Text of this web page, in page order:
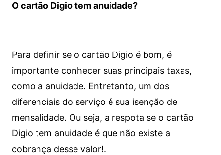
O cartão Digio tem anuidade?
Para definir se o cartão Digio é bom, é
importante conhecer suas principais taxas,
como a anuidade. Entretanto, um dos
diferenciais do serviço é sua isenção de
mensalidade. Ou seja, a respota se o cartão
Digio tem anuidade é que não existe a
cobrança desse valor!.